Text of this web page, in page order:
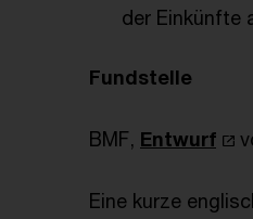
der Einkünfte
Fundstelle
BMF, Entwurf
Eine kurze